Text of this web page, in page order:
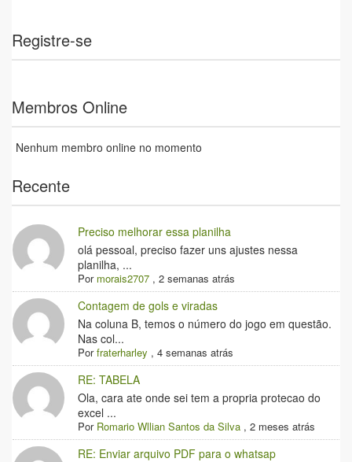
Registre-se
Membros Online
Nenhum membro online no momento
Recente
Preciso melhorar essa planilha
olá pessoal, preciso fazer uns ajustes nessa
planilha, ...
Por morais2707 ,2 semanas atrás
Contagem de gols e viradas
Na coluna B, temos o número do jogo em questão.
Nas col...
Porfraterharley ,4 semanas atrás
RE: TABELA
Ola, cara ate onde sei tem a propria protecao do
excel ...
Por Romario Wllian Santos da Silva ,2 meses atrás
RE: Enviar arquivo PDF para o whatsap